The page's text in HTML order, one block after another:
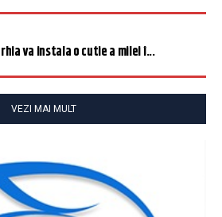
va instala o cutie a milei î...
VEZI MAI MULT